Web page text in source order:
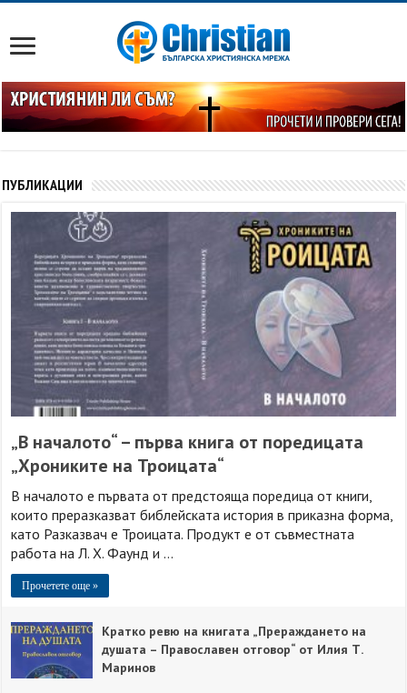
ПУБЛИКАЦИИ
„В началото“ – първа книга от поредицата
„Хрониките на Троицата“
В началото е първата от предстояща поредица от книги,
които преразказват библейската история в приказна форма,
като Разказвач е Троицата. Продукт е от съвместната
работа на Л. Х. Фаунд и …
Прочетете още »
Кратко ревю на книгата „Прераждането на
душата – Православен отговор“ от Илия Т.
Маринов